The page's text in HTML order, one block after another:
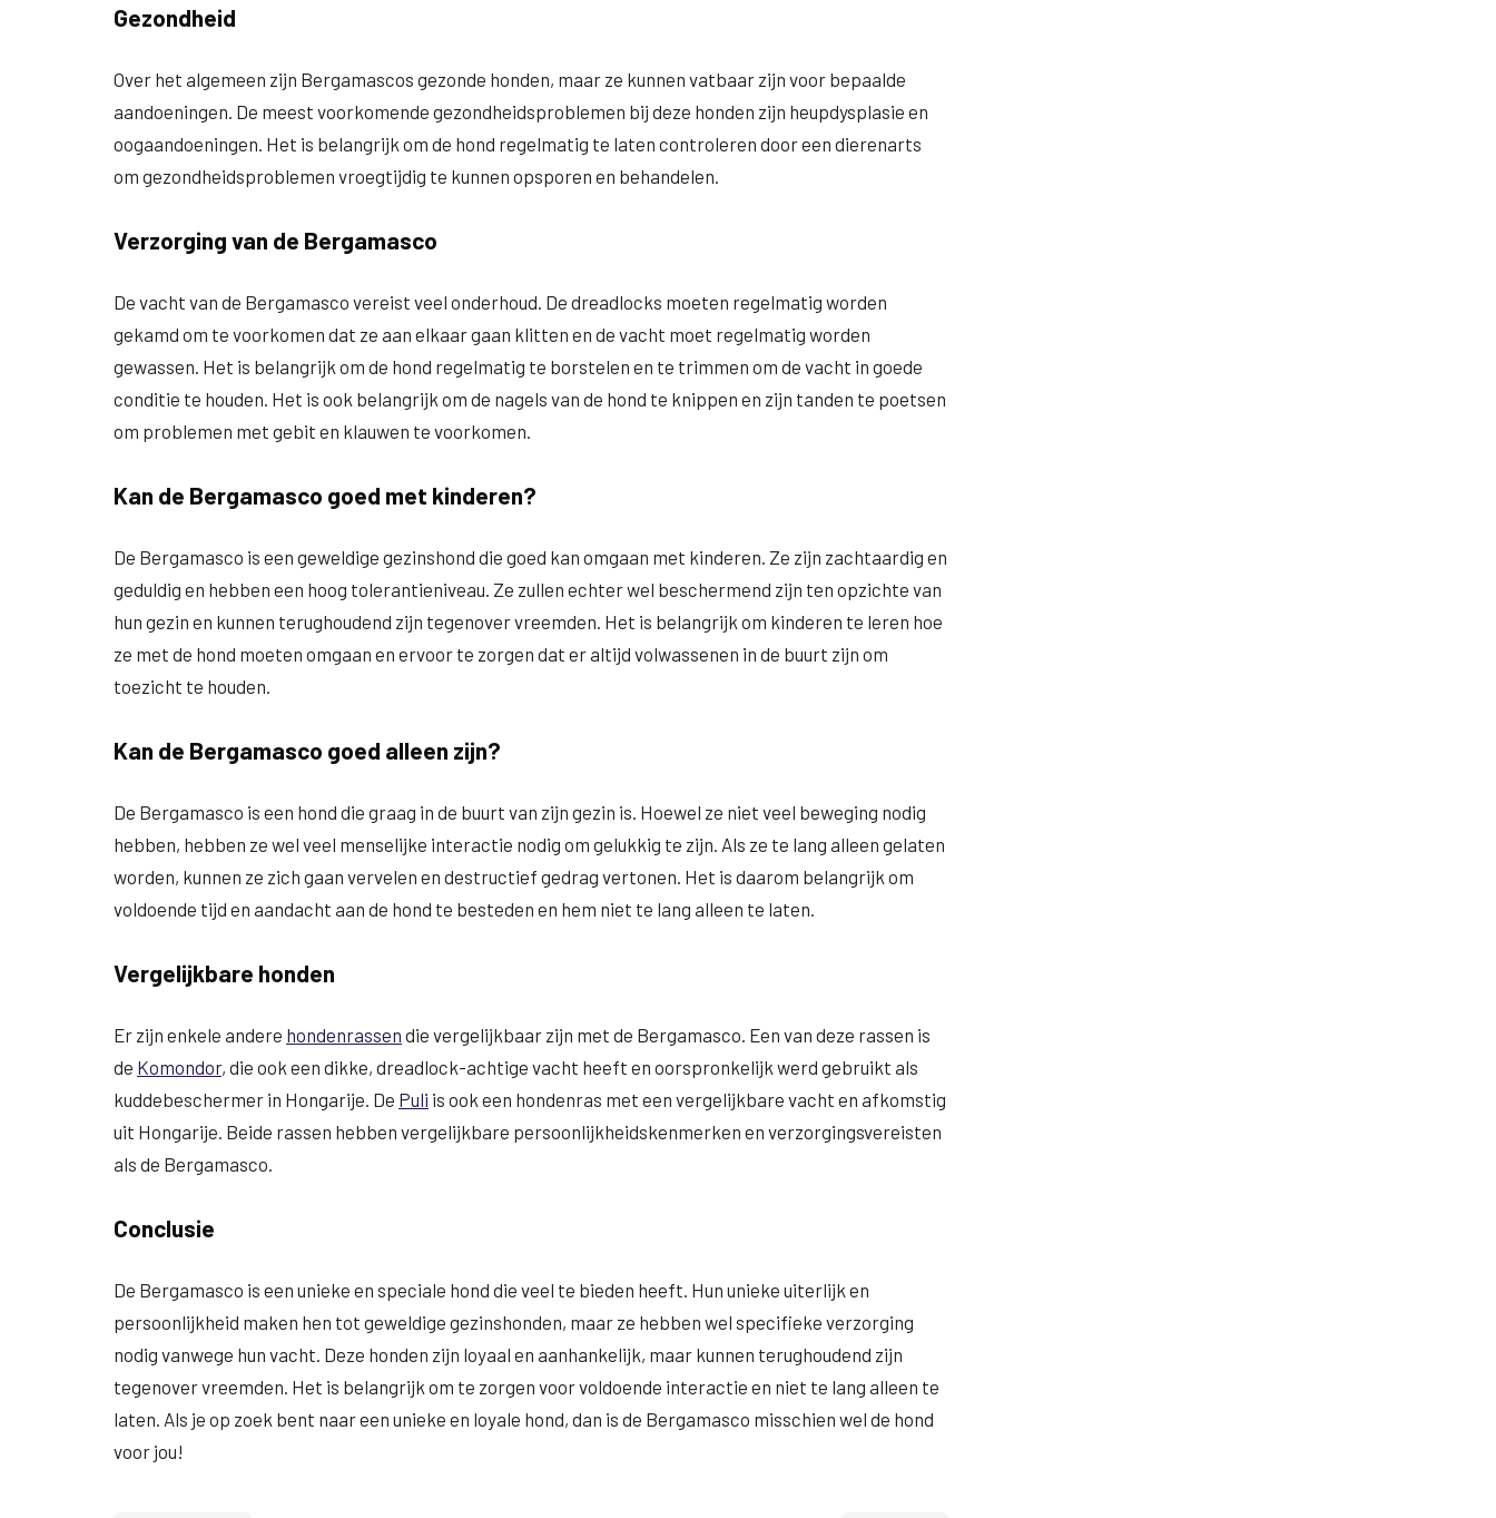
Gezondheid
Over het algemeen zijn Bergamascos gezonde honden, maar ze kunnen vatbaar zijn voor bepaalde
aandoeningen. De meest voorkomende gezondheidsproblemen bij deze honden zijn heupdysplasie en
oogaandoeningen. Het is belangrijk om de hond regelmatig te laten controleren door een dierenarts
om gezondheidsproblemen vroegtijdig te kunnen opsporen en behandelen.
Verzorging van de Bergamasco
De vacht van de Bergamasco vereist veel onderhoud. De dreadlocks moeten regelmatig worden
gekamd om te voorkomen dat ze aan elkaar gaan klitten en de vacht moet regelmatig worden
gewassen. Het is belangrijk om de hond regelmatig te borstelen en te trimmen om de vacht in goede
conditie te houden. Het is ook belangrijk om de nagels van de hond te knippen en zijn tanden te poetsen
om problemen met gebit en klauwen te voorkomen.
Kan de Bergamasco goed met kinderen?
De Bergamasco is een geweldige gezinshond die goed kan omgaan met kinderen. Ze zijn zachtaardig en
geduldig en hebben een hoog tolerantieniveau. Ze zullen echter wel beschermend zijn ten opzichte van
hun gezin en kunnen terughoudend zijn tegenover vreemden. Het is belangrijk om kinderen te leren hoe
ze met de hond moeten omgaan en ervoor te zorgen dat er altijd volwassenen in de buurt zijn om
toezicht te houden.
Kan de Bergamasco goed alleen zijn?
De Bergamasco is een hond die graag in de buurt van zijn gezin is. Hoewel ze niet veel beweging nodig
hebben, hebben ze wel veel menselijke interactie nodig om gelukkig te zijn. Als ze te lang alleen gelaten
worden, kunnen ze zich gaan vervelen en destructief gedrag vertonen. Het is daarom belangrijk om
voldoende tijd en aandacht aan de hond te besteden en hem niet te lang alleen te laten.
Vergelijkbare honden
Er zijn enkele andere hondenrassen die vergelijkbaar zijn met de Bergamasco. Een van deze rassen is
de Komondor, die ook een dikke, dreadlock-achtige vacht heeft en oorspronkelijk werd gebruikt als
kuddebeschermer in Hongarije. De Puli is ook een hondenras met een vergelijkbare vacht en afkomstig
uit Hongarije. Beide rassen hebben vergelijkbare persoonlijkheidskenmerken en verzorgingsvereisten
als de Bergamasco.
Conclusie
De Bergamasco is een unieke en speciale hond die veel te bieden heeft. Hun unieke uiterlijk en
persoonlijkheid maken hen tot geweldige gezinshonden, maar ze hebben wel specifieke verzorging
nodig vanwege hun vacht. Deze honden zijn loyaal en aanhankelijk, maar kunnen terughoudend zijn
tegenover vreemden. Het is belangrijk om te zorgen voor voldoende interactie en niet te lang alleen te
laten. Als je op zoek bent naar een unieke en loyale hond, dan is de Bergamasco misschien wel de hond
voor jou!